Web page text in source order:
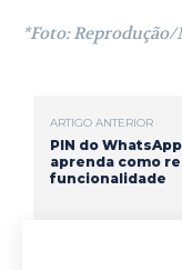
*Foto: Reprodução/
ARTIGO ANTERIOR
PIN do
aprenda como
funcionalidade